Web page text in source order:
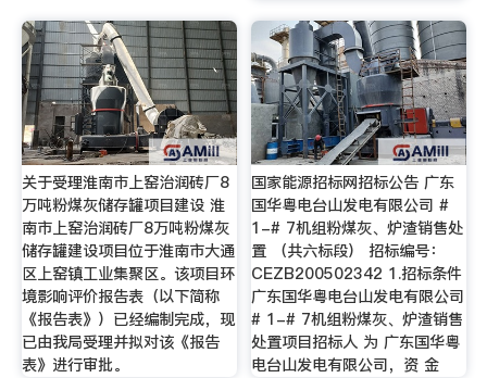
关于受理淮南市上窑治润砖厂8
万吨粉煤灰储存罐项目建设 淮
南市上窑治润砖厂8万吨粉煤灰
储存罐建设项目位于淮南市大通
区上窑镇工业集聚区。该项目环
境影响评价报告表（以下简称
《报告表》）已经编制完成，现
已由我局受理并拟对该《报告
表》进行审批。
国家能源招标网招标公告 广东
国华粤电台山发电有限公司 #
1-# 7机组粉煤灰、炉渣销售处
置 （共六标段） 招标编号：
CEZB200502342 1.招标条件
广东国华粤电台山发电有限公司
# 1-# 7机组粉煤灰、炉渣销售
处置项目招标人 为 广东国华粤
电台山发电有限公司，资 金